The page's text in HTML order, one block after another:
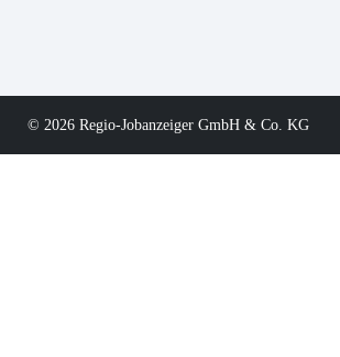
© 2026 Regio-Jobanzeiger GmbH & Co. KG